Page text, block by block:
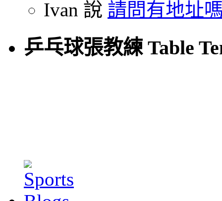
Ivan 說 請問有地址
乒乓球張教練 Table